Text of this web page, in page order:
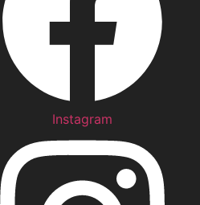
Instagram